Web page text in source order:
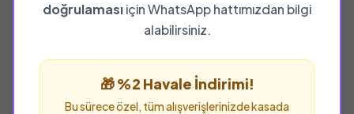
doğrulamasıiçin WhatsApp hattımızdan bilgi
alabilirsiniz.
🎁 %2 Havale İndirimi!
Bu sürece özel, tüm alışverişlerinizde kasada